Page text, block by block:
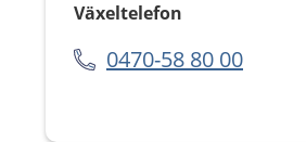
Växeltelefon
0470-58 80 00